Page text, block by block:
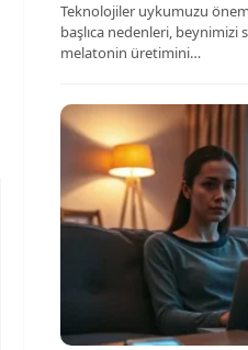
Teknolojiler uykumuzu
başlıca nedenleri, beynimizi
melatonin üretimini…